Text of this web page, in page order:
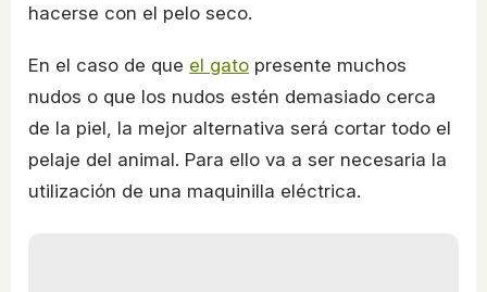
hacerse con el pelo seco.
En el caso de que el gato presente muchos
nudos o que los nudos estén demasiado cerca
de la piel, la mejor alternativa será cortar todo el
pelaje del animal. Para ello va a ser necesaria la
utilización de una maquinilla eléctrica.